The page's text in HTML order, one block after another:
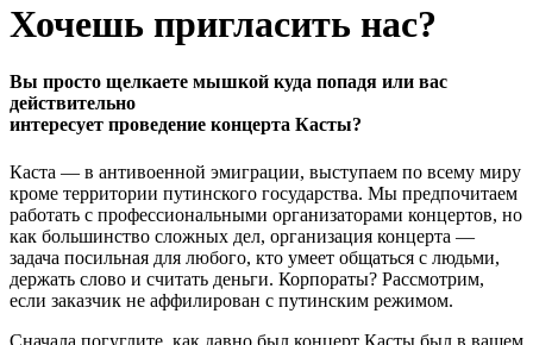
Хочешь пригласить нас?
Вы просто щелкаете мышкой куда попадя или вас
действительно
интересует проведение концерта Касты?
Каста — в антивоенной эмиграции, выступаем по всему миру
кроме территории путинского государства. Мы предпочитаем
работать с профессиональными организаторами концертов, но
как большинство сложных дел, организация концерта —
задача посильная для любого, кто умеет общаться с людьми,
держать слово и считать деньги. Корпораты? Рассмотрим,
если заказчик не аффилирован с путинским режимом.
Сначала погуглите, как давно был концерт Касты был в вашем